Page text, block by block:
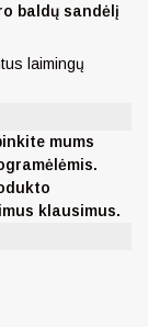
baldų sandėlį
laimingų
mums
klausimus.